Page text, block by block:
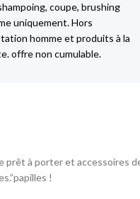
coupe, brushing
uniquement. Hors
homme et produits à la
offre non cumulable.
prêt à porter et accessoires
!